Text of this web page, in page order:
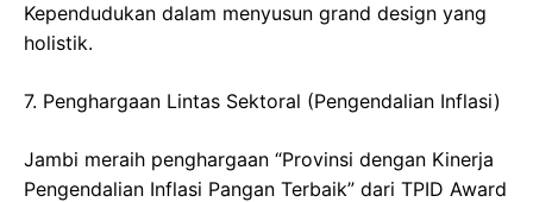
Kependudukan dalam menyusun grand design yang
holistik.
​7. Penghargaan Lintas Sektoral (Pengendalian Inflasi)
​Jambi meraih penghargaan “Provinsi dengan Kinerja
Pengendalian Inflasi Pangan Terbaik” dari TPID Award